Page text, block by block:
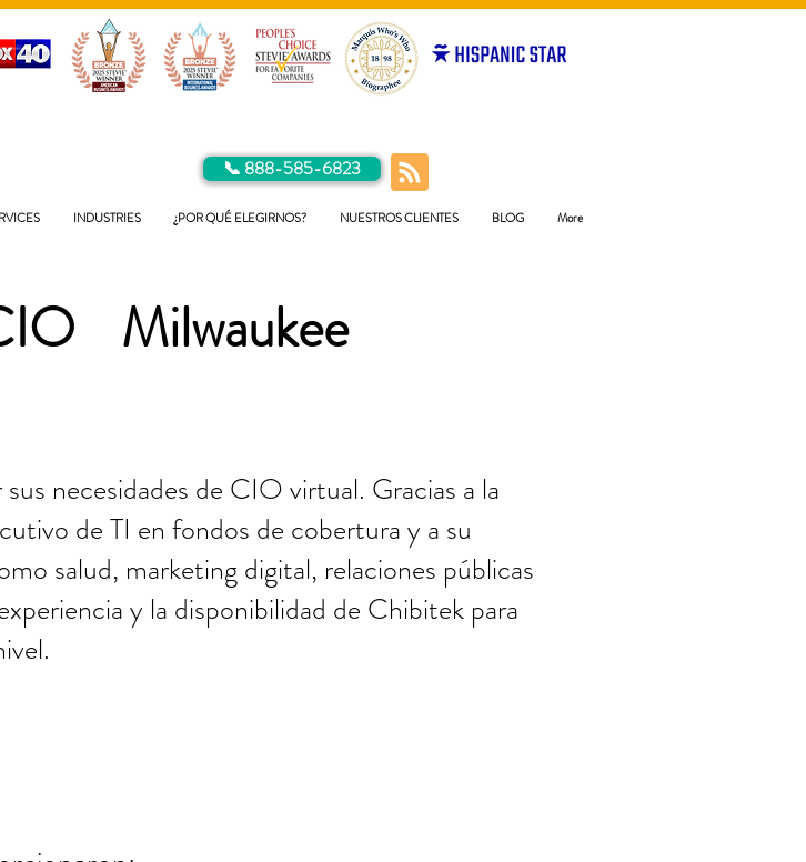
📞 888-585-6823
INDUSTRIES ¿POR QUÉ ELEGIRNOS? NUESTROS CLIENTES BLOG More
Milwaukee
necesidades de CIO virtual. Gracias a la
de TI en fondos de cobertura y a su
salud, marketing digital, relaciones públicas
y la disponibilidad de Chibitek para